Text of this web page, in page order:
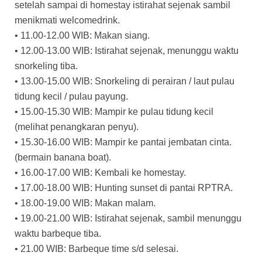
setelah sampai di homestay istirahat sejenak sambil
menikmati welcomedrink.
• 11.00-12.00 WIB: Makan siang.
• 12.00-13.00 WIB: Istirahat sejenak, menunggu waktu
snorkeling tiba.
• 13.00-15.00 WIB: Snorkeling di perairan / laut pulau
tidung kecil / pulau payung.
• 15.00-15.30 WIB: Mampir ke pulau tidung kecil
(melihat penangkaran penyu).
• 15.30-16.00 WIB: Mampir ke pantai jembatan cinta.
(bermain banana boat).
• 16.00-17.00 WIB: Kembali ke homestay.
• 17.00-18.00 WIB: Hunting sunset di pantai RPTRA.
• 18.00-19.00 WIB: Makan malam.
• 19.00-21.00 WIB: Istirahat sejenak, sambil menunggu
waktu barbeque tiba.
• 21.00 WIB: Barbeque time s/d selesai.